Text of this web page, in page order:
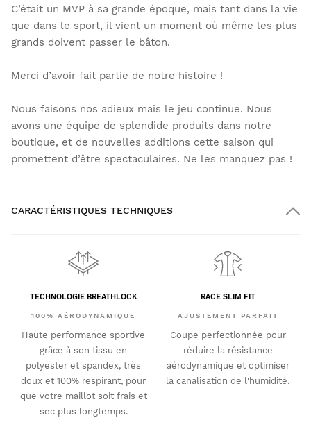
C’était un MVP à sa grande époque, mais tant dans la vie
que dans le sport, il vient un moment où même les plus
grands doivent passer le bâton.
Merci d’avoir fait partie de notre histoire !
Nous faisons nos adieux mais le jeu continue. Nous
avons une équipe de splendide produits dans notre
boutique, et de nouvelles additions cette saison qui
promettent d’être spectaculaires. Ne les manquez pas !
CARACTÉRISTIQUES TECHNIQUES
TECHNOLOGIE BREATHLOCK
100% AÉRODYNAMIQUE
Haute performance sportive
grâce à son tissu en
polyester et spandex, très
doux et 100% respirant, pour
que votre maillot soit frais et
sec plus longtemps.
RACE SLIM FIT
AJUSTEMENT PARFAIT
Coupe perfectionnée pour
réduire la résistance
aérodynamique et optimiser
la canalisation de l'humidité.